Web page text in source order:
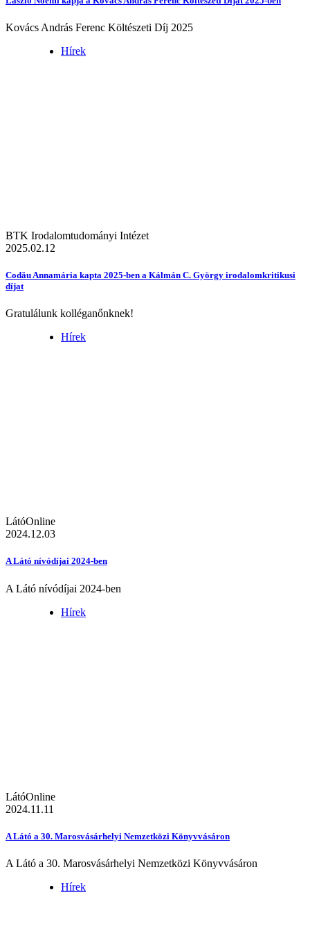
Kovács András Ferenc Költészeti Díj 2025
Hírek
BTK Irodalomtudományi Intézet
2025.02.12
Codău Annamária kapta 2025-ben a Kálmán C. György irodalomkritikusi
díjat
Gratulálunk kolléganőnknek!
Hírek
LátóOnline
2024.12.03
A Látó nívódíjai 2024-ben
A Látó nívódíjai 2024-ben
Hírek
LátóOnline
2024.11.11
A Látó a 30. Marosvásárhelyi Nemzetközi Könyvvásáron
A Látó a 30. Marosvásárhelyi Nemzetközi Könyvvásáron
Hírek